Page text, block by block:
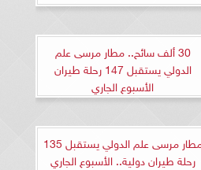
30 ألف سائح.. مطار مرسى علم
الدولي يستقبل 147 رحلة طيران
الأسبوع الجاري
مطار مرسى علم الدولي يستقبل 135
رحلة طيران دولية.. الأسبوع الجاري